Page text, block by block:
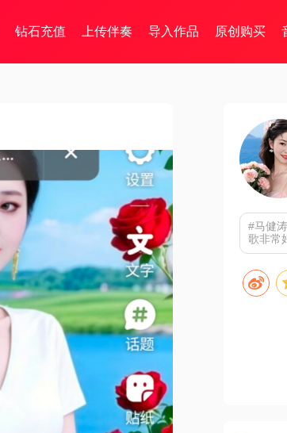
钻石充值 上传伴奏 导入作品 原创购买
#马健
歌非常